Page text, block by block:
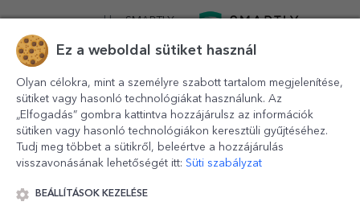
powered bySMARTLY.ro
© 2016-2026 StarGift
Ez a weboldal sütiket használ
Olyan célokra, mint a személyre szabott tartalom megjelenítése,
sütiket vagy hasonló technológiákat használunk. Az
„Elfogadás” gombra kattintva hozzájárulsz az információk
sütiken vagy hasonló technológiákon keresztüli gyűjtéséhez.
Tudj meg többet a sütikről, beleértve a hozzájárulás
visszavonásának lehetőségét itt: Süti szabályzat
BEÁLLÍTÁSOK KEZELÉSE